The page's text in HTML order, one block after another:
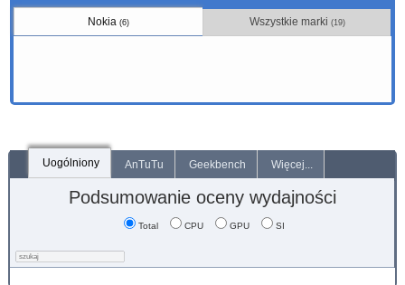
Nokia(6) Wszystkie marki (19)
Uogólniony AnTuTu Geekbench Więcej...
Podsumowanie oceny wydajności
Total CPU GPU SI